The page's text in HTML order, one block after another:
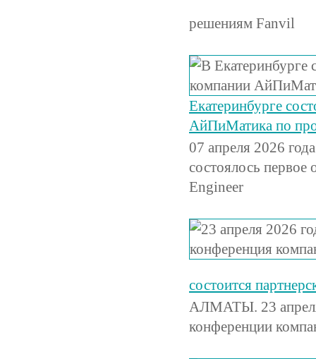
решениям Fanvil
Екатеринбурге
АйПиМатика по
07 апреля 2026
состоялось
Engineer
состоится
АЛМАТЫ. 23 апреля
конференции